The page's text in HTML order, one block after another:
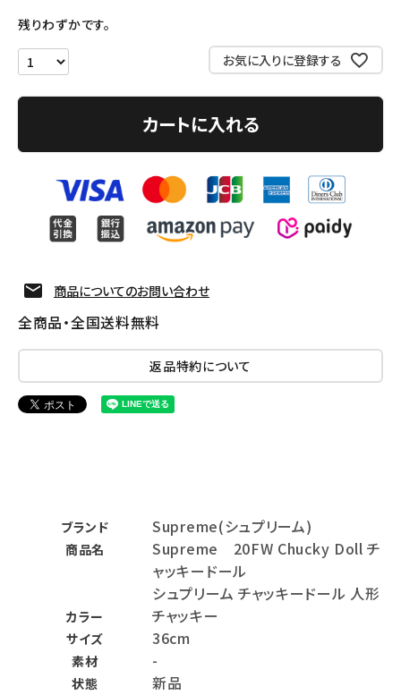
COLLABORATION BRAND
SEASON
ACCOUNT MENU
Follow us
残りわずかです。
お気に入りに登録する
カートに入れる
商品についてのお問い合わせ
全商品・全国送料無料
返品特約について
ブランド Supreme(シュプリーム)
商品名
Supreme 20FW Chucky Doll チ
ャッキードール
シュプリーム チャッキードール 人形
カラー チャッキー
サイズ 36cm
素材 -
状態 新品